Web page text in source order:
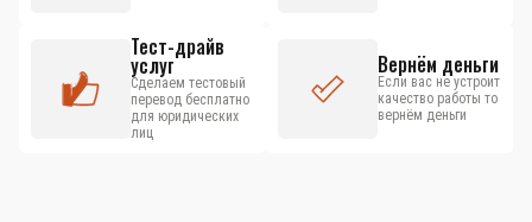
Тест-драйв
услуг
Сделаем тестовый
перевод бесплатно
для юридических
лиц
Вернём деньги
Если вас не устроит
качество работы то
вернём деньги